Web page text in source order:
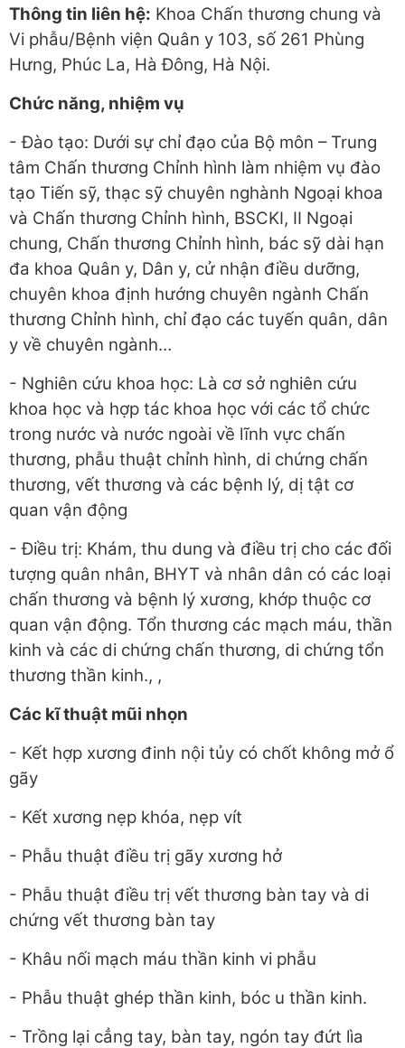
Thông tin liên hệ: Khoa Chấn thương chung và
Vi phẫu/Bệnh viện Quân y 103, số 261 Phùng
Hưng, Phúc La, Hà Đông, Hà Nội.
Chức năng, nhiệm vụ
- Đào tạo: Dưới sự chỉ đạo của Bộ môn – Trung
tâm Chấn thương Chỉnh hình làm nhiệm vụ đào
tạo Tiến sỹ, thạc sỹ chuyên nghành Ngoại khoa
và Chấn thương Chỉnh hình, BSCKI, II Ngoại
chung, Chấn thương Chỉnh hình, bác sỹ dài hạn
đa khoa Quân y, Dân y, cử nhận điều dưỡng,
chuyên khoa định hướng chuyên ngành Chấn
thương Chỉnh hình, chỉ đạo các tuyến quân, dân
y về chuyên ngành…
- Nghiên cứu khoa học: Là cơ sở nghiên cứu
khoa học và hợp tác khoa học với các tổ chức
trong nước và nước ngoài về lĩnh vực chấn
thương, phẫu thuật chỉnh hình, di chứng chấn
thương, vết thương và các bệnh lý, dị tật cơ
quan vận động
- Điều trị: Khám, thu dung và điều trị cho các đối
tượng quân nhân, BHYT và nhân dân có các loại
chấn thương và bệnh lý xương, khớp thuộc cơ
quan vận động. Tổn thương các mạch máu, thần
kinh và các di chứng chấn thương, di chứng tổn
thương thần kinh., ,
Các kĩ thuật mũi nhọn
- Kết hợp xương đinh nội tủy có chốt không mở ổ
gãy
- Kết xương nẹp khóa, nẹp vít
- Phẫu thuật điều trị gãy xương hở
- Phẫu thuật điều trị vết thương bàn tay và di
chứng vết thương bàn tay
- Khâu nối mạch máu thần kinh vi phẫu
- Phẫu thuật ghép thần kinh, bóc u thần kinh.
- Trồng lại cẳng tay, bàn tay, ngón tay đứt lìa